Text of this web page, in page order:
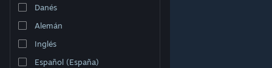
Danés
Alemán
Inglés
Español (España)